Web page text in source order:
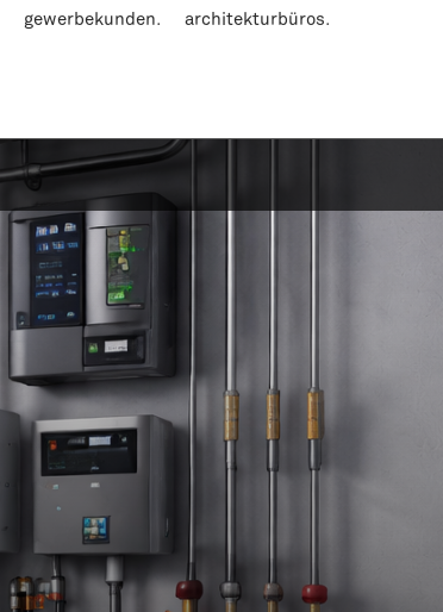
gewerbekunden. architekturbüros.